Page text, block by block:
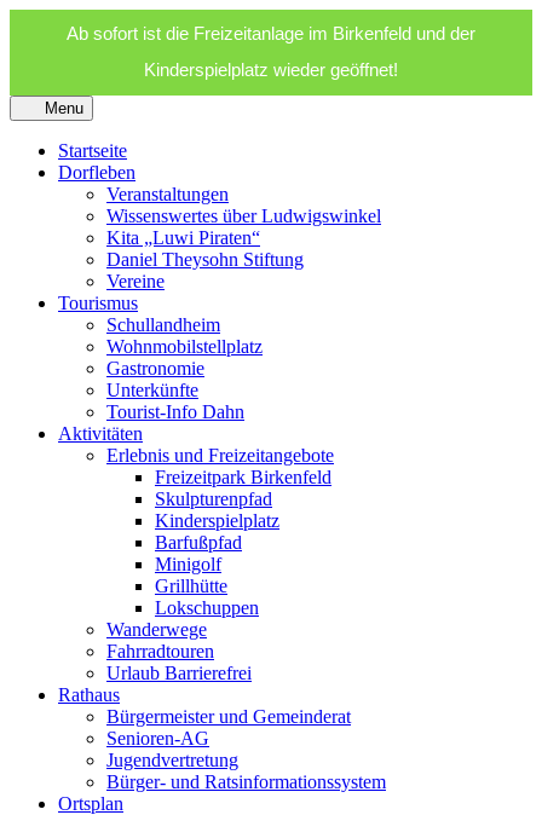
Ab sofort ist die Freizeitanlage im Birkenfeld und der
Kinderspielplatz wieder geöffnet!
Menu
Startseite
Dorfleben
Veranstaltungen
Wissenswertes über Ludwigswinkel
Kita „Luwi Piraten“
Daniel Theysohn Stiftung
Vereine
Tourismus
Schullandheim
Wohnmobilstellplatz
Gastronomie
Unterkünfte
Tourist-Info Dahn
Aktivitäten
Erlebnis und Freizeitangebote
Freizeitpark Birkenfeld
Skulpturenpfad
Kinderspielplatz
Barfußpfad
Minigolf
Grillhütte
Lokschuppen
Wanderwege
Fahrradtouren
Urlaub Barrierefrei
Rathaus
Bürgermeister und Gemeinderat
Senioren-AG
Jugendvertretung
Bürger- und Ratsinformationssystem
Ortsplan